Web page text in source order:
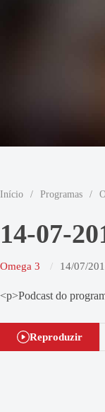
Início / Programas /
14-07-
Omega 3 14/07/
<p>Podcast do
Reproduzir